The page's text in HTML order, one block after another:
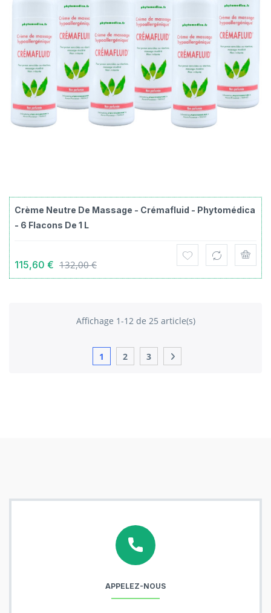
Crème Neutre De Massage - Crémafluid - Phytomédica
- 6 Flacons De 1 L
115,60 € 132,00 €
Affichage 1-12 de 25 article(s)
1 2 3
APPELEZ-NOUS